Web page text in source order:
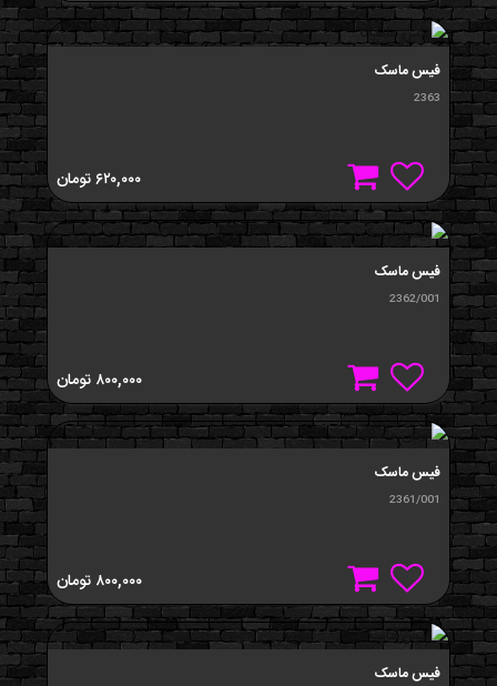
فيس ماسک
2363
۶۲۰,۰۰۰تومان
فیس ماسک
2362/001
۸۰۰,۰۰۰ تومان
فیس ماسک
2361/001
۸۰۰,۰۰۰ تومان
فیس ماسک